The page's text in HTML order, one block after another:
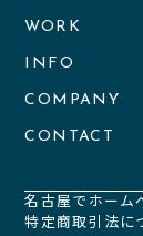
WORK
INFO
COMPANY
CONTACT
名古屋でホーム
特定商取引法に